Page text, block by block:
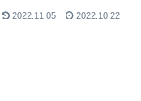
2022.11.05 2022.10.22